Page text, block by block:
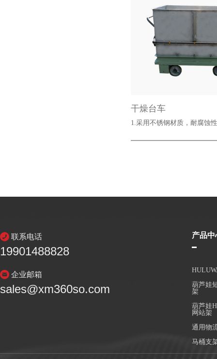
干燥台车
1.采用不锈钢材质，耐腐蚀
联系电话
19901488828
企业邮箱
sales@xm360so.com
产品中
葫芦娃
架
葫芦娃
网站架
通用物
马桶支